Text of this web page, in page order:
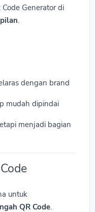
Generator di
.
dengan brand
mudah dipindai
menjadi bagian
untuk
QR Code.